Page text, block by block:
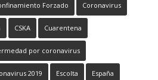
Forzado Coronavirus
CSKA Cuarentena
por coronavirus
2019 Escolta España